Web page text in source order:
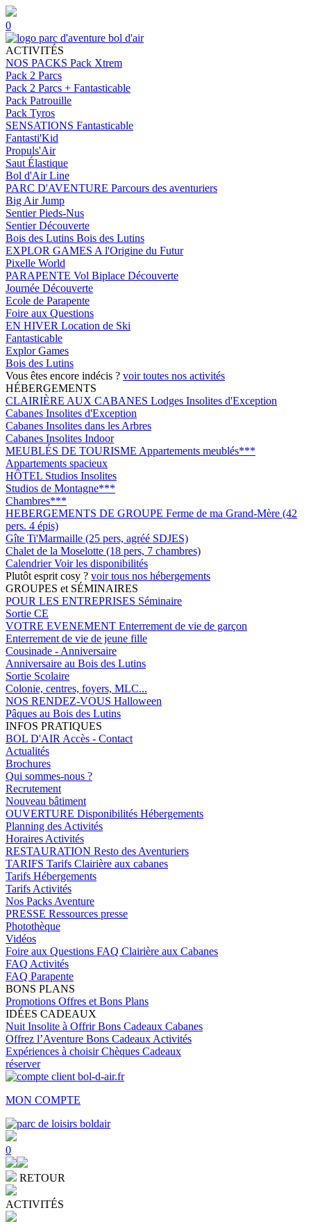
0
ACTIVITÉS
NOS PACKS Pack Xtrem
Pack 2 Parcs
Pack 2 Parcs + Fantasticable
Pack Patrouille
Pack Tyros
SENSATIONS Fantasticable
Fantasti'Kid
Propuls'Air
Saut Élastique
Bol d'Air Line
PARC D'AVENTURE Parcours des aventuriers
Big Air Jump
Sentier Pieds-Nus
Sentier Découverte
Bois des Lutins Bois des Lutins
EXPLOR GAMES A l'Origine du Futur
Pixelle World
PARAPENTE Vol Biplace Découverte
Journée Découverte
Ecole de Parapente
Foire aux Questions
EN HIVER Location de Ski
Fantasticable
Explor Games
Bois des Lutins
Vous êtes encore indécis ? voir toutes nos activités
HÉBERGEMENTS
CLAIRIÈRE AUX CABANES Lodges Insolites d'Exception
Cabanes Insolites d'Exception
Cabanes Insolites dans les Arbres
Cabanes Insolites Indoor
MEUBLÉS DE TOURISME Appartements meublés***
Appartements spacieux
HÔTEL Studios Insolites
Studios de Montagne***
Chambres***
HEBERGEMENTS DE GROUPE Ferme de ma Grand-Mère (42
pers. 4 épis)
Gîte Ti'Marmaille (25 pers, agréé SDJES)
Chalet de la Moselotte (18 pers, 7 chambres)
CalendrierVoir les disponibilités
Plutôt esprit cosy ? voir tous nos hébergements
GROUPES et SÉMINAIRES
POUR LES ENTREPRISES Séminaire
Sortie CE
VOTRE EVENEMENT Enterrement de vie de garçon
Enterrement de vie de jeune fille
Cousinade - Anniversaire
Anniversaire au Bois des Lutins
Sortie Scolaire
Colonie, centres, foyers, MLC...
NOS RENDEZ-VOUS Halloween
Pâques au Bois des Lutins
INFOS PRATIQUES
BOL D'AIR Accès - Contact
Actualités
Brochures
Qui sommes-nous ?
Recrutement
Nouveau bâtiment
OUVERTURE Disponibilités Hébergements
Planning des Activités
Horaires Activités
RESTAURATION Resto des Aventuriers
TARIFS Tarifs Clairière aux cabanes
Tarifs Hébergements
Tarifs Activités
Nos Packs Aventure
PRESSE Ressources presse
Photothèque
Vidéos
Foire aux Questions FAQ Clairière aux Cabanes
FAQ Activités
FAQ Parapente
BONS PLANS
Promotions Offres et Bons Plans
IDÉES CADEAUX
Nuit Insolite à OffrirBons Cadeaux Cabanes
Offrez l’Aventure Bons Cadeaux Activités
Expériences à choisirChèques Cadeaux
réserver
MON COMPTE
0
RETOUR
ACTIVITÉS